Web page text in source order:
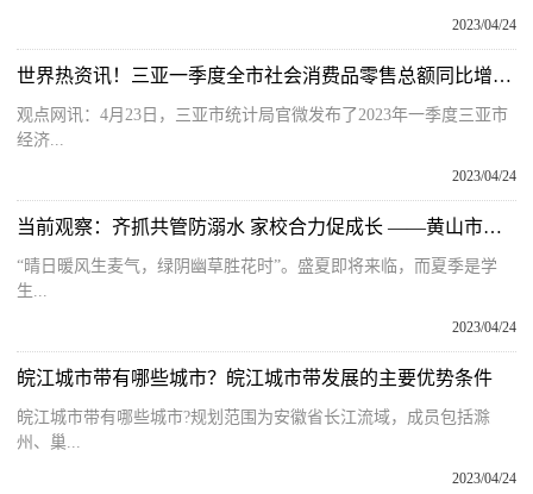
2023/04/24
世界热资讯！三亚一季度全市社会消费品零售总额同比增5.5％ 全市离岛免税零售额104.79亿
观点网讯：4月23日，三亚市统计局官微发布了2023年一季度三亚市
经济...
2023/04/24
当前观察：齐抓共管防溺水 家校合力促成长 ——黄山市实验小学召开全体家长会
“晴日暖风生麦气，绿阴幽草胜花时”。盛夏即将来临，而夏季是学
生...
2023/04/24
皖江城市带有哪些城市？皖江城市带发展的主要优势条件
皖江城市带有哪些城市?规划范围为安徽省长江流域，成员包括滁
州、巢...
2023/04/24